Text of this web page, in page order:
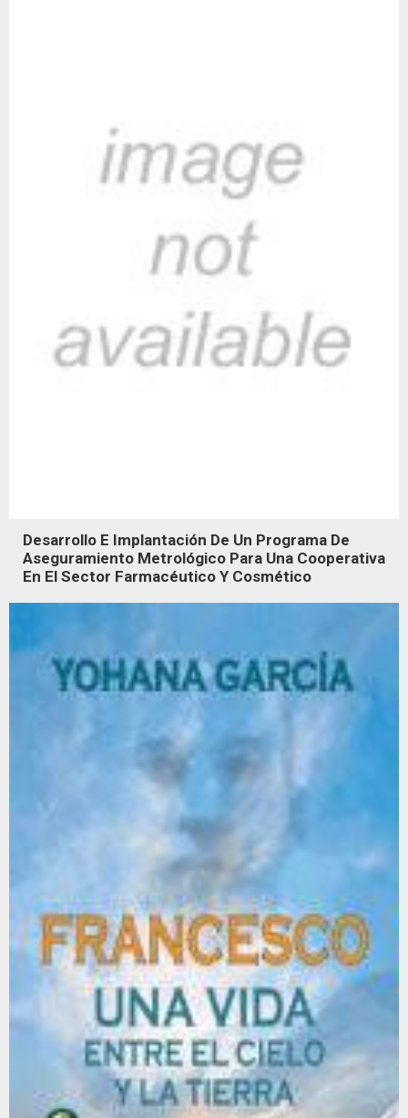
Desarrollo E Implantación De Un Programa De
Aseguramiento Metrológico Para Una Cooperativa
En El Sector Farmacéutico Y Cosmético